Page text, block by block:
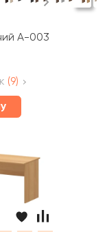
А-003.Т Арго
(9)